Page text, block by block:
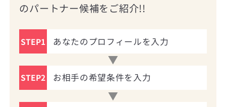
のパートナー候補をご紹介!!
STEP1 あなたのプロフィールを入力
STEP2 お相手の希望条件を入力